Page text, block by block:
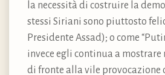
la necessità di costruire la
stessi Siriani sono piuttosto
Presidente Assad); o come
invece egli continua a mostrare
di fronte alla vile provocazione